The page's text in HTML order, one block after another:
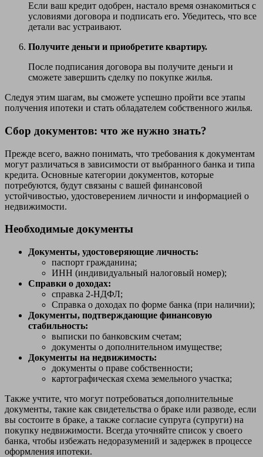
Если ваш кредит одобрен, настало время ознакомиться с
условиями договора и подписать его. Убедитесь, что все
детали вас устраивают.
Получите деньги и приобретите квартиру.
После подписания договора вы получите деньги и
сможете завершить сделку по покупке жилья.
Следуя этим шагам, вы сможете успешно пройти все этапы
получения ипотеки и стать обладателем собственного жилья.
Сбор документов: что же нужно знать?
Прежде всего, важно понимать, что требования к документам
могут различаться в зависимости от выбранного банка и типа
кредита. Основные категории документов, которые
потребуются, будут связаны с вашей финансовой
устойчивостью, удостоверением личности и информацией о
недвижимости.
Необходимые документы
Документы, удостоверяющие личность:
паспорт гражданина;
ИНН (индивидуальный налоговый номер);
Справки о доходах:
справка 2-НДФЛ;
Справка о доходах по форме банка (при наличии);
Документы, подтверждающие финансовую
стабильность:
выписки по банковским счетам;
документы о дополнительном имуществе;
Документы на недвижимость:
документы о праве собственности;
картографическая схема земельного участка;
Также учтите, что могут потребоваться дополнительные
документы, такие как свидетельства о браке или разводе, если
вы состоите в браке, а также согласие супруга (супруги) на
покупку недвижимости. Всегда уточняйте список у своего
банка, чтобы избежать недоразумений и задержек в процессе
оформления ипотеки.